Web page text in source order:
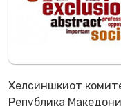
Хелсиншкиот
Република